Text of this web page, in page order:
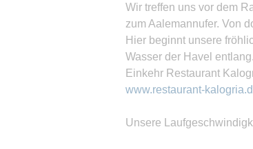
Wir treffen uns vor dem
zum Aalemannufer. Von
Hier beginnt unsere
Wasser der Havel entlang.
Einkehr Restaurant
www.restaurant-
Unsere